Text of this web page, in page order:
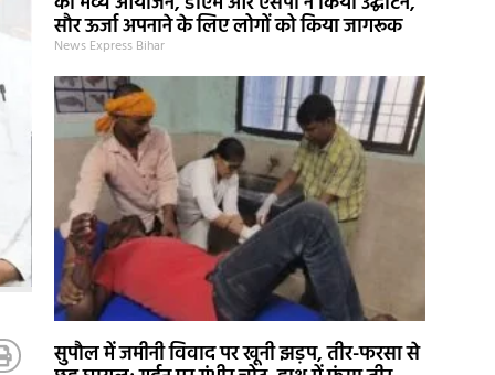
सौर ऊर्जा अपनाने के लिए लोगों को किया जागरूक
News Express Bihar
सुपौल में जमीनी विवाद पर खूनी झड़प, तीर-फरसा से